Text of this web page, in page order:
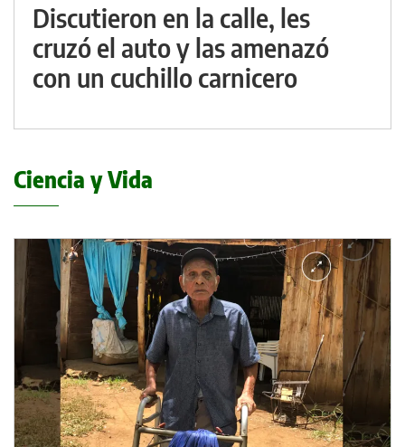
Discutieron en la calle, les
cruzó el auto y las amenazó
con un cuchillo carnicero
Ciencia y Vida